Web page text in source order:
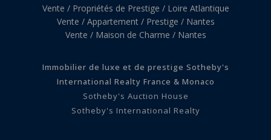
Vente / Propriétés de Prestige / Loire Atlantique
Vente / Appartement / Prestige / Nantes
Vente / Maison de Charme / Nantes
Immobilier de luxe et de prestige Sotheby's
International Realty France & Monaco
Sotheby's Auction House
Sotheby's International Realty